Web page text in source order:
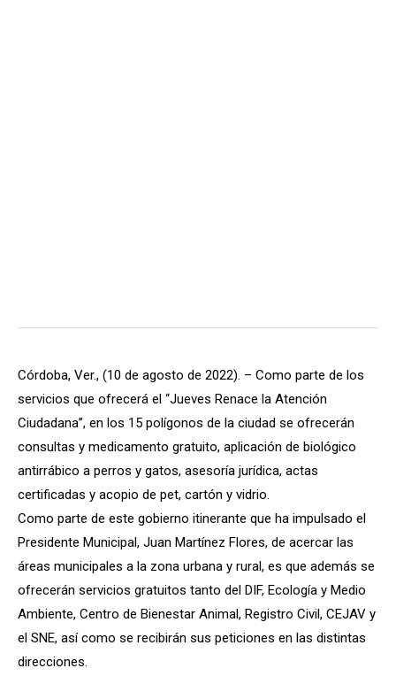
Córdoba, Ver., (10 de agosto de 2022). – Como parte de los
servicios que ofrecerá el “Jueves Renace la Atención
Ciudadana”, en los 15 polígonos de la ciudad se ofrecerán
consultas y medicamento gratuito, aplicación de biológico
antirrábico a perros y gatos, asesoría jurídica, actas
certificadas y acopio de pet, cartón y vidrio.
Como parte de este gobierno itinerante que ha impulsado el
Presidente Municipal, Juan Martínez Flores, de acercar las
áreas municipales a la zona urbana y rural, es que además se
ofrecerán servicios gratuitos tanto del DIF, Ecología y Medio
Ambiente, Centro de Bienestar Animal, Registro Civil, CEJAV y
el SNE, así como se recibirán sus peticiones en las distintas
direcciones.